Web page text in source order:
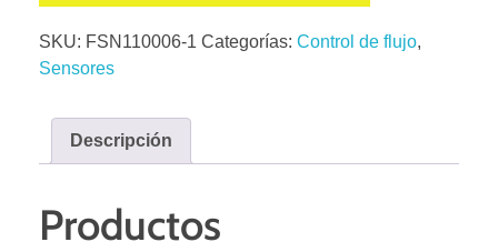
SKU: FSN110006-1 Categorías: Control de flujo,
Sensores
Descripción
Productos